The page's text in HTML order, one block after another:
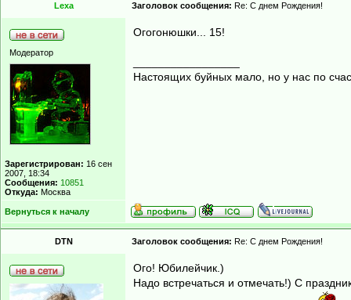
Lexa Заголовок сообщения: Re: С днем Рождения!
Модератор
Зарегистрирован: 16 сен
2007, 18:34
Сообщения: 10851
Откуда: Москва
Огогонюшки... 15!
Настоящих буйных мало, но у нас по
Вернуться к началу
DTN Заголовок сообщения: Re: С днем Рождения!
Ого! Юбилейчик.)
Надо встречаться и отмечать!) С